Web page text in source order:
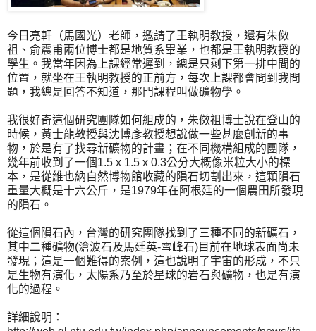
今日亮軒（馬國光）老師，邀請了王執明教授，還有朱傚
祖、俞震甫兩位博士都是地質系畢業，也都是王執明教授的
學生。我當年因為上課經常遲到，總是只剩下第一排中間的
位置，就坐在王執明教授的正前方，每次上課都會問到我問
題，我總是回答不知道，那門課程叫做礦物學。
我很好奇這個研究團隊如何組成的，朱傚祖博士說在登山的
時候，黃士龍教授與沈博彥教授想說做一些甚麼創新的事
物，於是有了找尋新礦物的計畫；在不同機構組成的團隊，
幾年前收到了一個1.5 x 1.5 x 0.3公分大概像米粒大小的標
本，是從維也納自然博物館收藏的隕石切割出來，這顆隕石
重量大概是十六公斤，是1979年在阿根廷的一個農田所發現
的隕石。
從這個隕石內，台灣的研究團隊找到了三種不同的新礦石，
其中二種礦物(滄波石及馬廷英-雪峰石)目前在地球表面尚未
發現；這是一個難得的案例，這也說明了宇宙的形成，不只
是生物有演化，太陽系乃至於星球的岩石與礦物，也是有演
化的過程。
詳細說明：